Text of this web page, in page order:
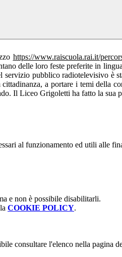
https://www.raiscuola.rai.it/
delle loro feste preferite in
pubblico radiotelevisivo
a portare i temi della
Il Liceo Grigoletti ha fatto la sua
al funzionamento ed utili alle
e non è possibile disabilitarli.
COOKIE POLICY.
consultare l'elenco nella pagina